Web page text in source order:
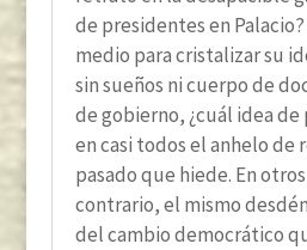
de presidentes en
medio para cristalizar su
sin sueños ni cuerpo de
de gobierno, ¿cuál idea de
en casi todos el anhelo de
pasado que hiede. En
contrario, el mismo
del cambio democrático